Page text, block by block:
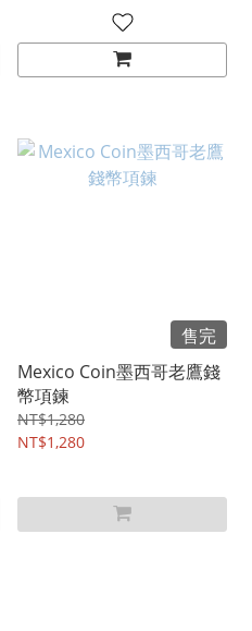
售完
Mexico Coin墨西哥老鷹錢
幣項鍊
NT$1,280
NT$1,280